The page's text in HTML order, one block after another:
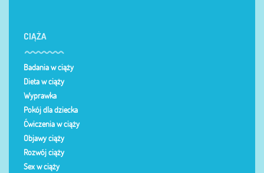
CIĄŻA
Badania w ciąży
Dieta w ciąży
Wyprawka
Pokój dla dziecka
Ćwiczenia w ciąży
Objawy ciąży
Rozwój ciąży
Sex w ciąży